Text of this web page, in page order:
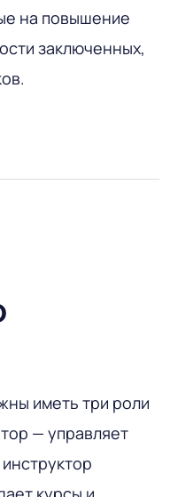
на повышение
заключенных,
иметь три роли
— управляет